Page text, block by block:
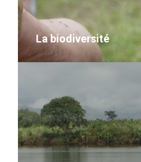
VOIR LE DÉTAIL
La biodiversité